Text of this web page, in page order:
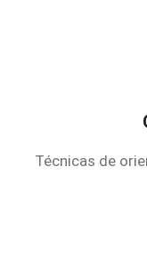
Técnicas de